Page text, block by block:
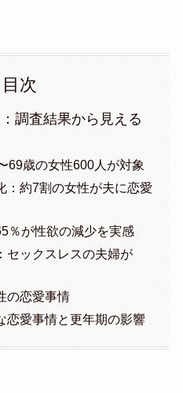
目次
調査結果から見える
69歳の女性600人が対象
：約7割の女性が夫に恋愛
％が性欲の減少を実感
セックスレスの夫婦が
の恋愛事情
恋愛事情と更年期の影響